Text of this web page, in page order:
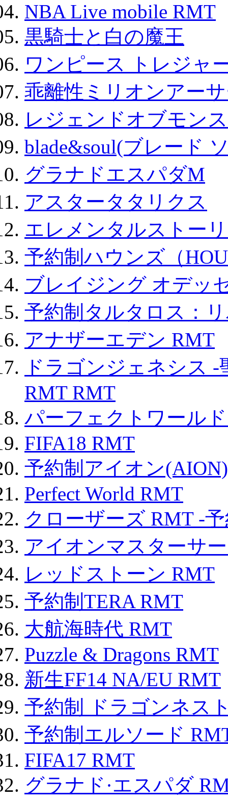
NBA Live mobile RMT
黒騎士と白の魔王
ワンピース トレジャ
乖離性ミリオンアー
レジェンドオブモン
blade&soul(ブレード
グラナドエスパダM
アスタータタリクス
エレメンタルストー
予約制ハウンズ（
ブレイジング オデッ
予約制タルタロス：
アナザーエデン RMT
ドラゴンジェネシス
RMT RMT
パーフェクトワール
FIFA18 RMT
予約制アイオン
Perfect World RMT
クローザーズ RMT -
アイオンマスターサ
レッドストーン RMT
予約制TERA RMT
大航海時代 RMT
Puzzle & Dragons RMT
新生FF14 NA/EU RMT
予約制 ドラゴンネス
予約制エルソード
FIFA17 RMT
グラナド·エスパダ